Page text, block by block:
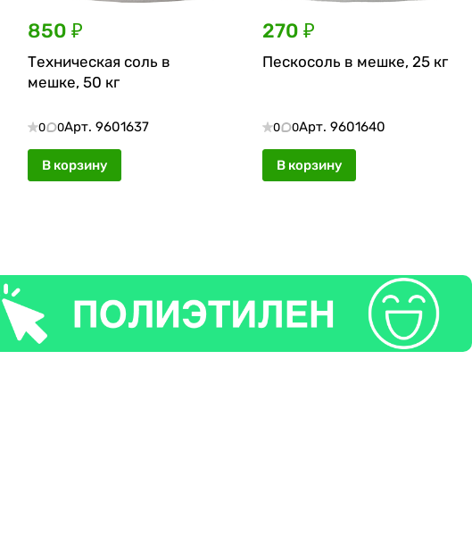
850 ₽
Техническая соль в
мешке, 50 кг
0 0Арт. 9601637
В корзину
270 ₽
Пескосоль в мешке, 25 кг
0 0Арт. 9601640
В корзину